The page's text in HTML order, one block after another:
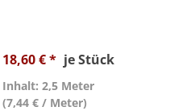
18,60 € * je Stück
Inhalt: 2,5 Meter
(7,44 € / Meter)